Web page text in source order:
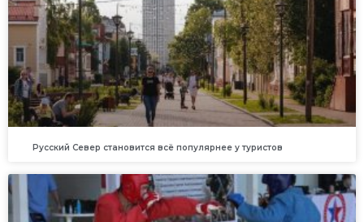
Русский Север становится всё популярнее у туристов